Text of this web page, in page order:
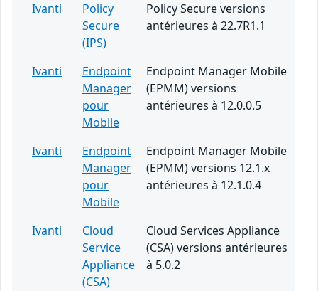
Ivanti
Policy
Secure
(IPS)
Policy Secure versions
antérieures à 22.7R1.1
Ivanti
Endpoint
Manager
pour
Mobile
Endpoint Manager Mobile
(EPMM) versions
antérieures à 12.0.0.5
Ivanti
Endpoint
Manager
pour
Mobile
Endpoint Manager Mobile
(EPMM) versions 12.1.x
antérieures à 12.1.0.4
Ivanti
Cloud
Service
Appliance
(CSA)
Cloud Services Appliance
(CSA) versions antérieures
à 5.0.2